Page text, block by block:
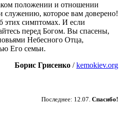
положении и отношении
служению, которое вам доверено!
этих симптомах. И если
перед Богом. Вы спасены,
Небесного Отца,
Его семьи.
Борис Грисенко /kemokiev.org
Последнее: 12.07. Спасибо!